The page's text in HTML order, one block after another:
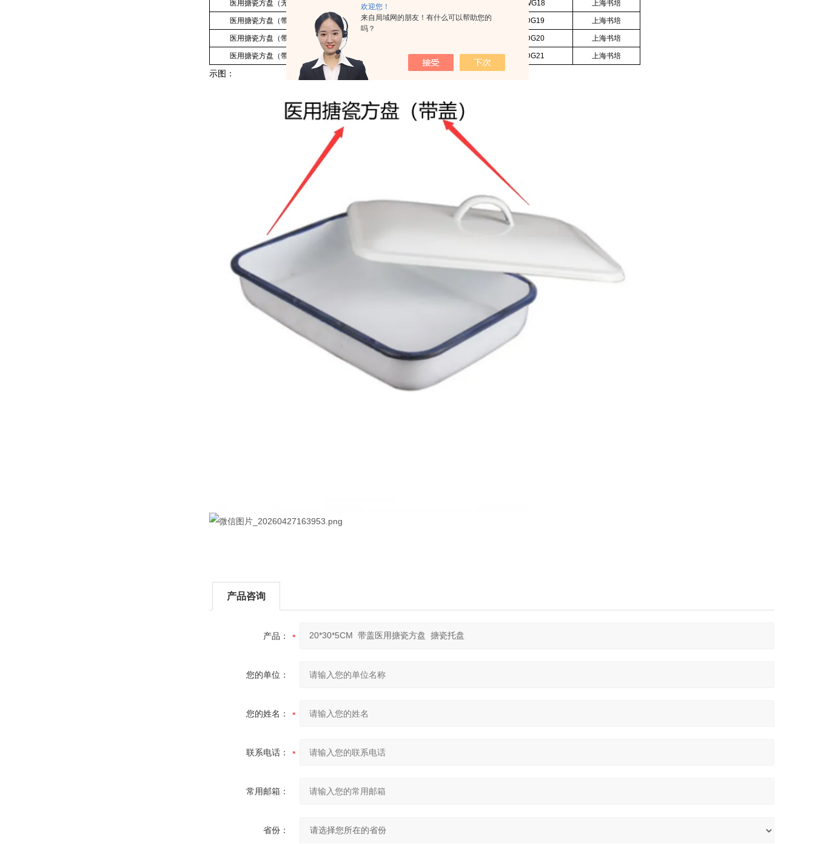
欢迎您！
来自局域网的朋友！有什么可以帮助您的
吗？
医用搪瓷方盘（无盖） 50*70*6.5cm平底加厚 SP-YYTCFP-WG18 上海书培
医用搪瓷方盘（带盖 16*24*4cm带盖 SP-YYTCFP-DG19 上海书培
医用搪瓷方盘（带盖 SP-YYTCFP-DG20 上海书培
医用搪瓷方盘（带盖 20*30*5cm带盖 SP-YYTCFP-DG21 上海书培
示图：
产品咨询
产品：
您的单位：
您的姓名：
联系电话：
常用邮箱：
省份：